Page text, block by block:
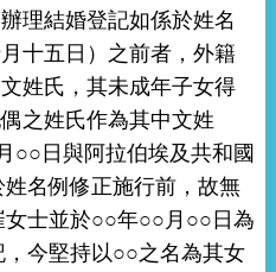
理結婚登記如係於姓名
十五日）之前者，外籍
姓氏，其未成年子女得
之姓氏作為其中文姓
○○日與阿拉伯埃及共和國
名例修正施行前，故無
士並於○○年○○月○○日為
今堅持以○○之名為其女